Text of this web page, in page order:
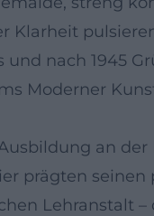
Klarheit
und nach 1945
Moderner
an
prägten seinen
Lehranstalt –